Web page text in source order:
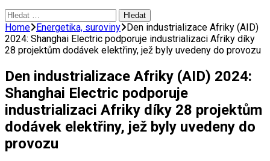
Vyhledávání
Home Energetika, suroviny Den industrializace Afriky (AID)
2024: Shanghai Electric podporuje industrializaci Afriky díky
28 projektům dodávek elektřiny, jež byly uvedeny do provozu
Den industrializace Afriky (AID) 2024:
Shanghai Electric podporuje
industrializaci Afriky díky 28 projektům
dodávek elektřiny, jež byly uvedeny do
provozu